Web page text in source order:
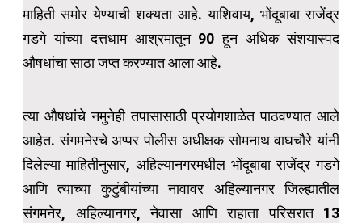
माहिती समोर येण्याची शक्यता आहे. याशिवाय, भोंदूबाबा राजेंद्र
गडगे यांच्या दत्तधाम आश्रमातून 90 हून अधिक संशयास्पद
औषधांचा साठा जप्त करण्यात आला आहे.
त्या औषधांचे नमुनेही तपासासाठी प्रयोगशाळेत पाठवण्यात आले
आहेत. संगमनेरचे अप्पर पोलीस अधीक्षक सोमनाथ वाघचौरे यांनी
दिलेल्या माहितीनुसार, अहिल्यानगरमधील भोंदूबाबा राजेंद्र गडगे
आणि त्याच्या कुटुंबीयांच्या नावावर अहिल्यानगर जिल्ह्यातील
संगमनेर, अहिल्यानगर, नेवासा आणि राहाता परिसरात 13